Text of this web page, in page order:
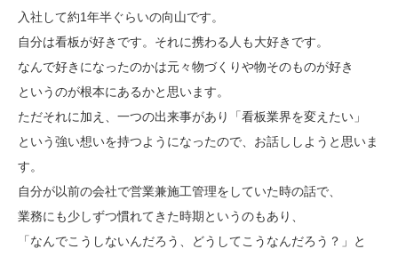
入社して約1年半ぐらいの向山です。
自分は看板が好きです。それに携わる人も大好きです。
なんで好きになったのかは元々物づくりや物そのものが好き
というのが根本にあるかと思います。
ただそれに加え、一つの出来事があり「看板業界を変えたい」
という強い想いを持つようになったので、お話ししようと思いま
す。
自分が以前の会社で営業兼施工管理をしていた時の話で、
業務にも少しずつ慣れてきた時期というのもあり、
「なんでこうしないんだろう、どうしてこうなんだろう？」と